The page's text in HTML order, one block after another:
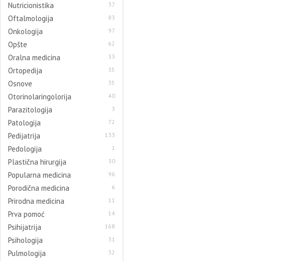
Nutricionistika 37
Oftalmologija 83
Onkologija 97
Opšte 62
Oralna medicina 33
Ortopedija 35
Osnove 35
Otorinolaringolorija 40
Parazitologija 3
Patologija 72
Pedijatrija 133
Pedologija 1
Plastična hirurgija 30
Popularna medicina 96
Porodična medicina 6
Prirodna medicina 11
Prva pomoć 14
Psihijatrija 168
Psihologija 31
Pulmologija 32